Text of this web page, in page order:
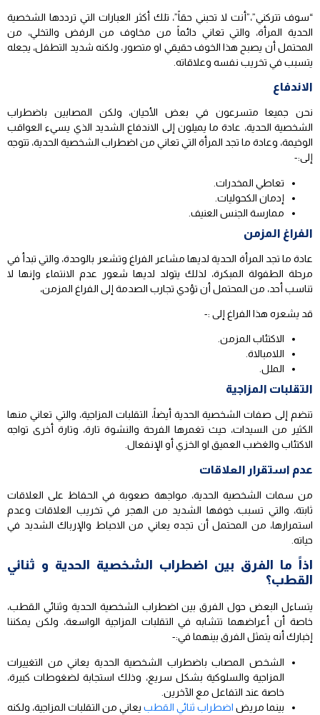
“سوف تتركني”،”أنت لا تحبني حقاً”، تلك أكثر العبارات التي ترددها الشخصية
الحدية المرأة، والتي تعاني دائماً من مخاوف من الرفض والتخلي، من
المحتمل أن يصبح هذا الخوف حقيقي او متصور، ولكنه شديد التطفل، يجعله
يتسبب في تخريب نفسه وعلاقاته.
الاندفاع
نحن جميعا متسرعون في بعض الأحيان، ولكن المصابين باضطراب
الشخصية الحدية، عادة ما يميلون إلى الاندفاع الشديد الذي يسيء العواقب
الوخيمة، وعادة ما تجد المرأة التي تعاني من اضطراب الشخصية الحدية، تتوجه
إلى:-
تعاطي المخدرات.
إدمان الكحوليات.
ممارسة الجنس العنيف.
الفراغ المزمن
عادة ما تجد المرأة الحدية لديها مشاعر الفراغ وتشعر بالوحدة، والتي تبدأ في
مرحلة الطفولة المبكرة، لذلك يتولد لديها شعور عدم الانتماء وإنها لا
تناسب أحد، من المحتمل أن تؤدي تجارب الصدمة إلى الفراغ المزمن،
قد يشعره هذا الفراغ إلى :-
الاكتئاب المزمن.
اللامبالاة.
الملل.
التقلبات المزاجية
تنضم إلى صفات الشخصية الحدية أيضاً، التقلبات المزاجية، والتي تعاني منها
الكثير من السيدات، حيث تغمرها الفرحة والنشوة تارة، وتارة أخرى تواجه
الاكتئاب والغضب العميق او الخزي أو الإنفعال.
عدم استقرار العلاقات
من سمات الشخصية الحدية، مواجهة صعوبة في الحفاظ على العلاقات
ثابتة، والتي تسبب خوفها الشديد من الهجر في تخريب العلاقات وعدم
استمرارها، من المحتمل أن تجده يعاني من الاحباط والإرباك الشديد في
حياته.
اذاً ما الفرق بين اضطراب الشخصية الحدية و ثنائي
القطب؟
يتساءل البعض حول الفرق بين اضطراب الشخصية الحدية وثنائي القطب،
خاصة أن أعراضهما تتشابه في التقلبات المزاجية الواسعة، ولكن يمكننا
إخبارك أنه يتمثل الفرق بينهما في:-
الشخص المصاب باضطراب الشخصية الحدية يعاني من التغييرات
المزاجية والسلوكية بشكل سريع، وذلك استجابة لضغوطات كبيرة،
خاصة عند التفاعل مع الآخرين.
بينما مريض اضطراب ثنائي القطب يعاني من التقلبات المزاجية، ولكنه